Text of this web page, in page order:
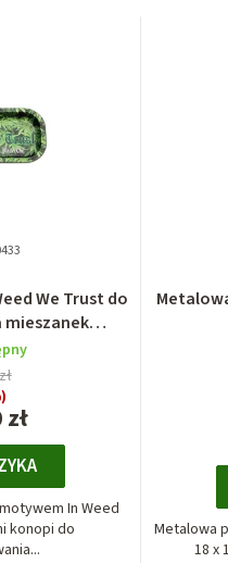
We Trust do
In Weed
konopi do
Metalowa
18 x